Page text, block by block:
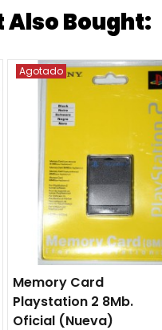
Also Bought:
Agotado
Memory Card
Playstation 2 8Mb.
Oficial (nueva)